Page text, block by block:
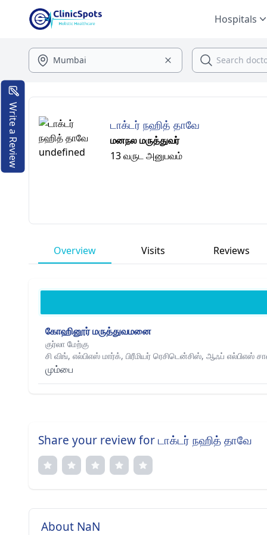
Hospitals
டாக்டர் நஹித் தாவே
மனநல மருத்துவர்
13 வருட அனுபவம்
Overview Visits Reviews
கோஹினூர் மருத்துவமனை
குர்லா மேற்கு
சி விங், எல்பிஎஸ் மார்க், பிரீமியர் ரெசிடென்சிஸ், ஆஃப் எல்பிஎஸ்
மும்பை
Share your review for டாக்டர் நஹித் தாவே
About NaN
Write a Review